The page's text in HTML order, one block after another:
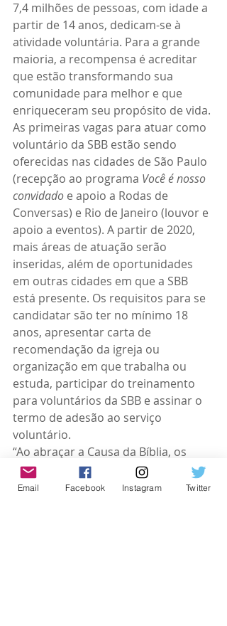
7,4 milhões de pessoas, com idade a
partir de 14 anos, dedicam-se à
atividade voluntária. Para a grande
maioria, a recompensa é acreditar
que estão transformando sua
comunidade para melhor e que
enriqueceram seu propósito de vida.
As primeiras vagas para atuar como
voluntário da SBB estão sendo
oferecidas nas cidades de São Paulo
(recepção ao programa Você é nosso
convidado e apoio a Rodas de
Conversas) e Rio de Janeiro (louvor e
apoio a eventos). A partir de 2020,
mais áreas de atuação serão
inseridas, além de oportunidades
em outras cidades em que a SBB
está presente. Os requisitos para se
candidatar são ter no mínimo 18
anos, apresentar carta de
recomendação da igreja ou
organização em que trabalha ou
estuda, participar do treinamento
para voluntários da SBB e assinar o
termo de adesão ao serviço
voluntário.
“Ao abraçar a Causa da Bíblia, os
voluntários terão inúmeros
benefícios, como praticar o que nos
Email Facebook Instagram Twitter